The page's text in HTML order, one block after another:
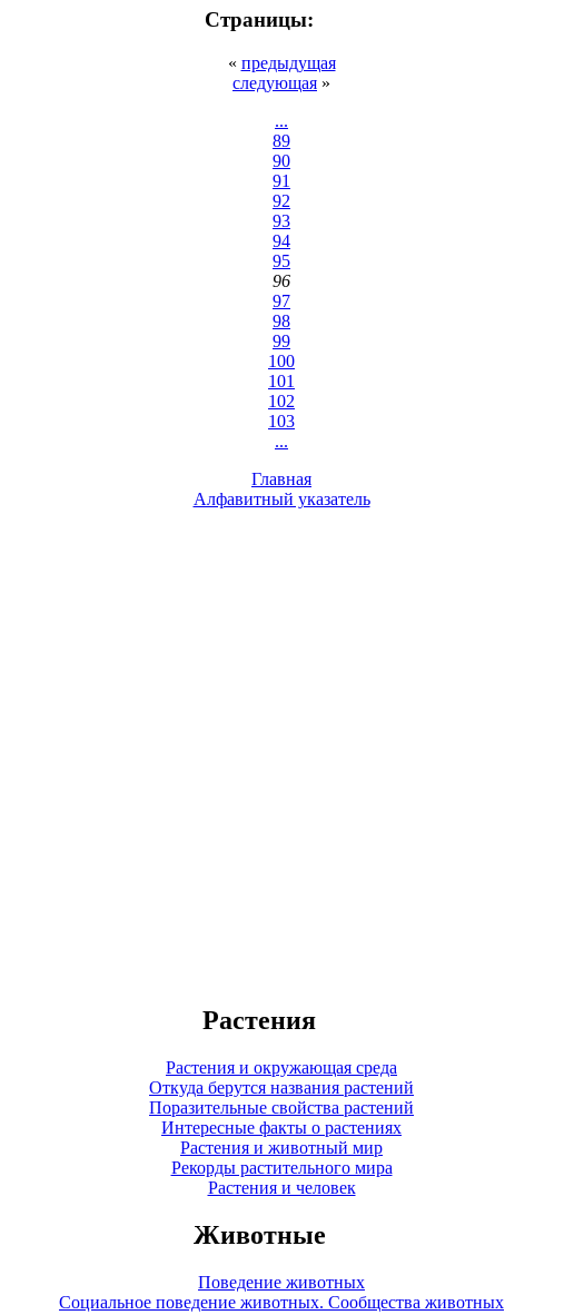
Страницы:
« предыдущая
следующая »
...
89
90
91
92
93
94
95
96
97
98
99
100
101
102
103
...
Главная
Алфавитный указатель
Растения
Растения и окружающая среда
Откуда берутся названия растений
Поразительные свойства растений
Интересные факты о растениях
Растения и животный мир
Рекорды растительного мира
Растения и человек
Животные
Поведение животных
Социальное поведение животных. Сообщества животных